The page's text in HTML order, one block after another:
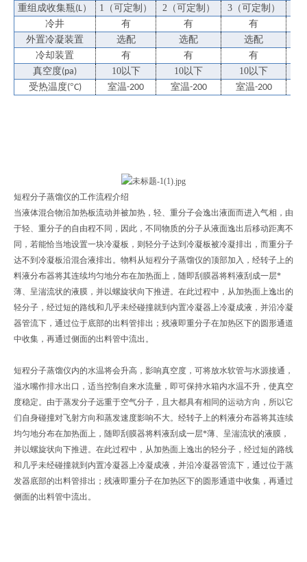
重组成收集瓶 (L） 1 （可定制） 2 （可定制） 3（可定制）
冷井
有 有
有
外置冷凝装置
选配 选配
选配
冷却装置
有 有
有
真空度(pa) 10以下 10以下 10以下
受热温度(°C) 室温-200 室温-200 室温-200
短程分子蒸馏仪的工作流程介绍
当液体混合物沿加热板流动并被加热，轻、重分子会逸出液面而进入气相，由
于轻、重分子的自由程不同，因此，不同物质的分子从液面逸出后移动距离不
同，若能恰当地设置一块冷凝板，则轻分子达到冷凝板被冷凝排出，而重分子
达不到冷凝板沿混合液排出。物料从短程分子蒸馏仪的顶部加入，经转子上的
料液分布器将其连续均匀地分布在加热面上，随即刮膜器将料液刮成一层*
薄、呈湍流状的液膜，并以螺旋状向下推进。在此过程中，从加热面上逸出的
轻分子，经过短的路线和几乎未经碰撞就到内置冷凝器上冷凝成液，并沿冷凝
器管流下，通过位于底部的出料管排出；残液即重分子在加热区下的圆形通道
中收集，再通过侧面的出料管中流出。
短程分子蒸馏仪内的水温将会升高，影响真空度，可将放水软管与水源接通，
溢水嘴作排水出口，适当控制自来水流量，即可保持水箱内水温不升，使真空
度稳定。由于蒸发分子远重于空气分子，且大都具有相同的运动方向，所以它
们自身碰撞对飞射方向和蒸发速度影响不大。经转子上的料液分布器将其连续
均匀地分布在加热面上，随即刮膜器将料液刮成一层*薄、呈湍流状的液膜，
并以螺旋状向下推进。在此过程中，从加热面上逸出的轻分子，经过短的路线
和几乎未经碰撞就到内置冷凝器上冷凝成液，并沿冷凝器管流下，通过位于蒸
发器底部的出料管排出；残液即重分子在加热区下的圆形通道中收集，再通过
侧面的出料管中流出。